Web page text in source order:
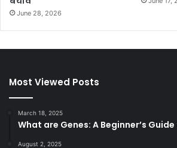
June 28, 2026
Most Viewed Posts
March 18, 2025
What are Genes: A Beginner’s
August 2, 2025